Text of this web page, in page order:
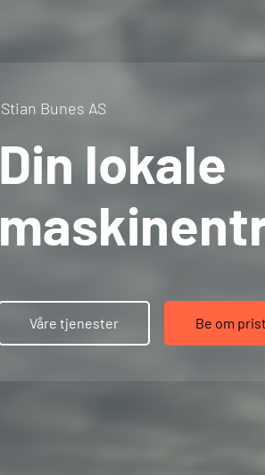
Stian Bunes AS
Din lokale
Våre tjenester Be om